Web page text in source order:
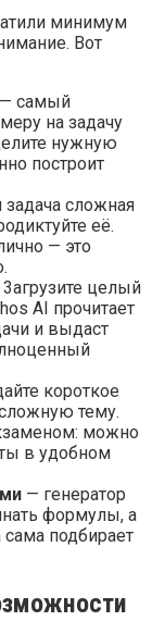
минимум
Вот
— самый
на задачу
нужную
построит
задача сложная
её.
— это
целый
AI прочитает
и выдаст
короткое
тему.
можно
в удобном
— генератор
формулы, а
подбирает